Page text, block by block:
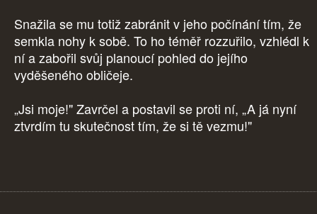
Snažila se mu totiž zabránit v jeho počínání tím, že
semkla nohy k sobě. To ho téměř rozzuřilo, vzhlédl k
ní a zabořil svůj planoucí pohled do jejího
vyděšeného obličeje.
„Jsi moje!" Zavrčel a postavil se proti ní, „A já nyní
ztvrdím tu skutečnost tím, že si tě vezmu!"